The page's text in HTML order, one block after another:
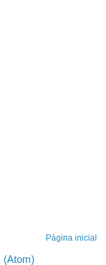
Página inicial
(Atom)